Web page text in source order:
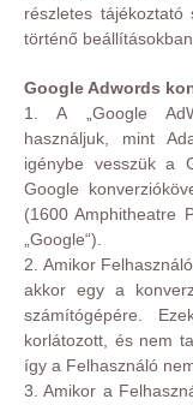
részletes
történő beállításokban.
Google Adwords
1. A „Google
használjuk, mint
igénybe vesszük a
Google
(1600 Amphitheatre
„Google“).
2. Amikor
akkor egy a
számítógépére.
korlátozott, és nem
így a Felhasználó
3. Amikor a